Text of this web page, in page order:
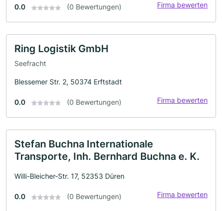
0.0 (0 Bewertungen) Firma bewerten
Ring Logistik GmbH
Seefracht
Blessemer Str. 2, 50374 Erftstadt
0.0 (0 Bewertungen) Firma bewerten
Stefan Buchna Internationale
Transporte, Inh. Bernhard Buchna e. K.
Willi-Bleicher-Str. 17, 52353 Düren
0.0 (0 Bewertungen) Firma bewerten